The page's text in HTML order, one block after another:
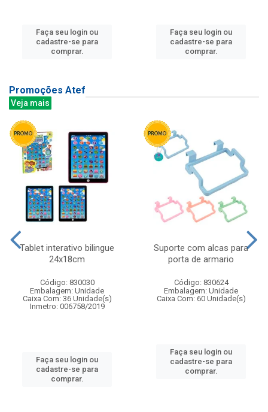
Faça seu login ou
cadastre-se para
comprar.
Faça seu login ou
cadastre-se para
comprar.
Promoções Atef
Veja mais
Tablet interativo bilingue
24x18cm
Código: 830030
Embalagem: Unidade
Caixa Com: 36 Unidade(s)
Inmetro: 006758/2019
Faça seu login ou
cadastre-se para
comprar.
Suporte com alcas para
porta de armario
Código: 830624
Embalagem: Unidade
Caixa Com: 60 Unidade(s)
Faça seu login ou
cadastre-se para
comprar.